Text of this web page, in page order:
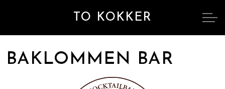
TO KOKKER
BAKLOMMEN BAR